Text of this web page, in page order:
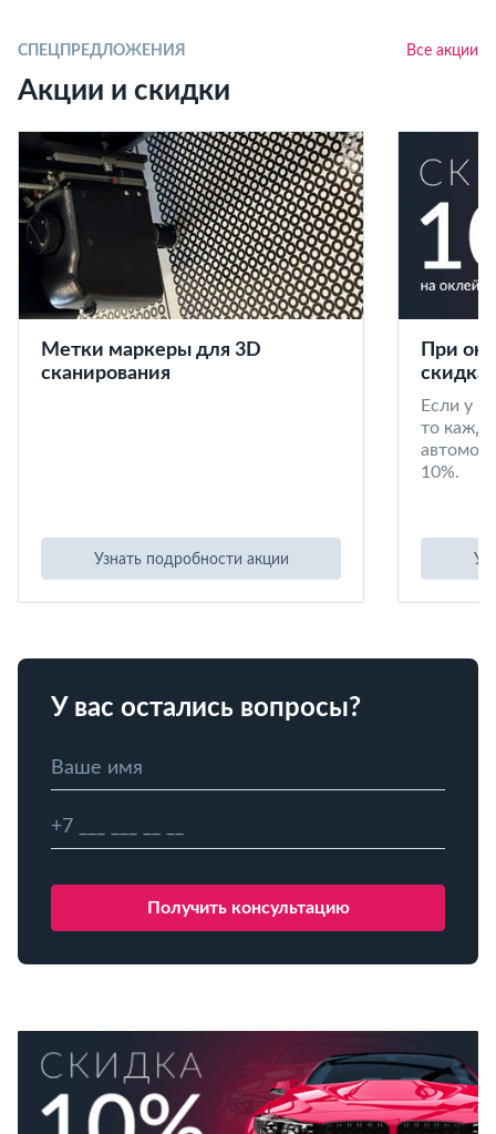
СПЕЦПРЕДЛОЖЕНИЯ Все акции
Акции и скидки
Метки маркеры для 3D
сканирования
Узнать подробности акции
При
скидка
Если у
то
10%.
У вас остались вопросы?